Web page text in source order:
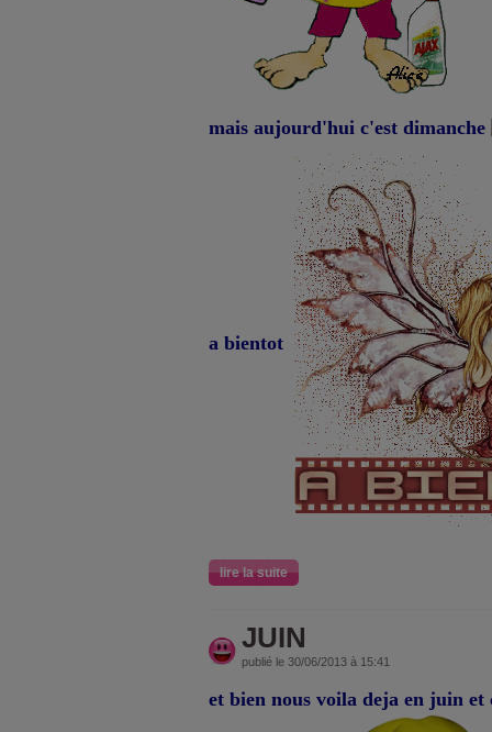
mais aujourd'hui c'est dimanche
a bientot
lire la suite
JUIN
publié le 30/06/2013 à 15:41
et bien nous voila deja en juin et